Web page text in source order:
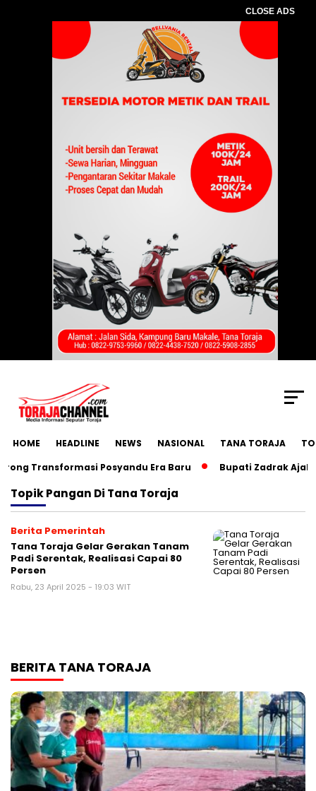
CLOSE ADS
HOME HEADLINE NEWS NASIONAL TANA TORAJA
Transformasi Posyandu Era Baru
Bupati Zadrak Ajak
TopikPangan Di Tana Toraja
Berita Pemerintah
Tana Toraja Gelar Gerakan Tanam
Padi Serentak, Realisasi Capai 80
Persen
Rabu, 23 April 2025 - 19:03 WIT
BERITA TANA TORAJA